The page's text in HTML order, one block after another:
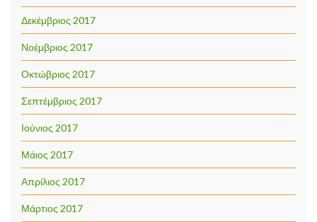
Δεκέμβριος 2017
Νοέμβριος 2017
Οκτώβριος 2017
Σεπτέμβριος 2017
Ιούνιος 2017
Μάιος 2017
Απρίλιος 2017
Μάρτιος 2017